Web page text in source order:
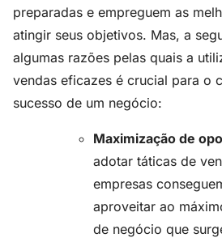
preparadas e empreguem as
atingir seus objetivos. Mas, a
algumas razões pelas quais a
vendas eficazes é crucial para o
sucesso de um negócio:
Maximização de
adotar táticas de
empresas
aproveitar ao
de negócio que